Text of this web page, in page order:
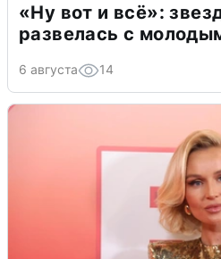
«Ну вот и всё»:
развелась с
6 августа 14